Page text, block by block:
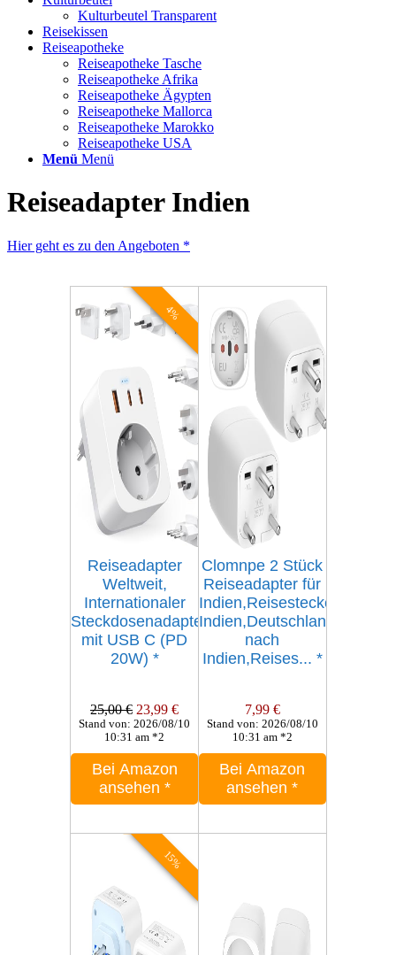
Kulturbeutel Transparent
Reisekissen
Reiseapotheke
Reiseapotheke Tasche
Reiseapotheke Afrika
Reiseapotheke Ägypten
Reiseapotheke Mallorca
Reiseapotheke Marokko
Reiseapotheke USA
Menü Menü
Reiseadapter Indien
Hier geht es zu den Angeboten *
4%
Reiseadapter
Weltweit,
Internationaler
Steckdosenadapter
mit USB C (PD
20W) *
25,00 € 23,99 €
Stand von: 2026/08/10
10:31 am *2
Bei Amazon
ansehen *
Clomnpe 2 Stück
Reiseadapter für
Indien,Reisestecker
Indien,Deutschland
nach
Indien,Reises... *
7,99 €
Stand von: 2026/08/10
10:31 am *2
Bei Amazon
ansehen*
15%